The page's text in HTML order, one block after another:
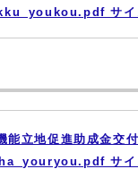
サイ
能立地促進助成金交
サイ